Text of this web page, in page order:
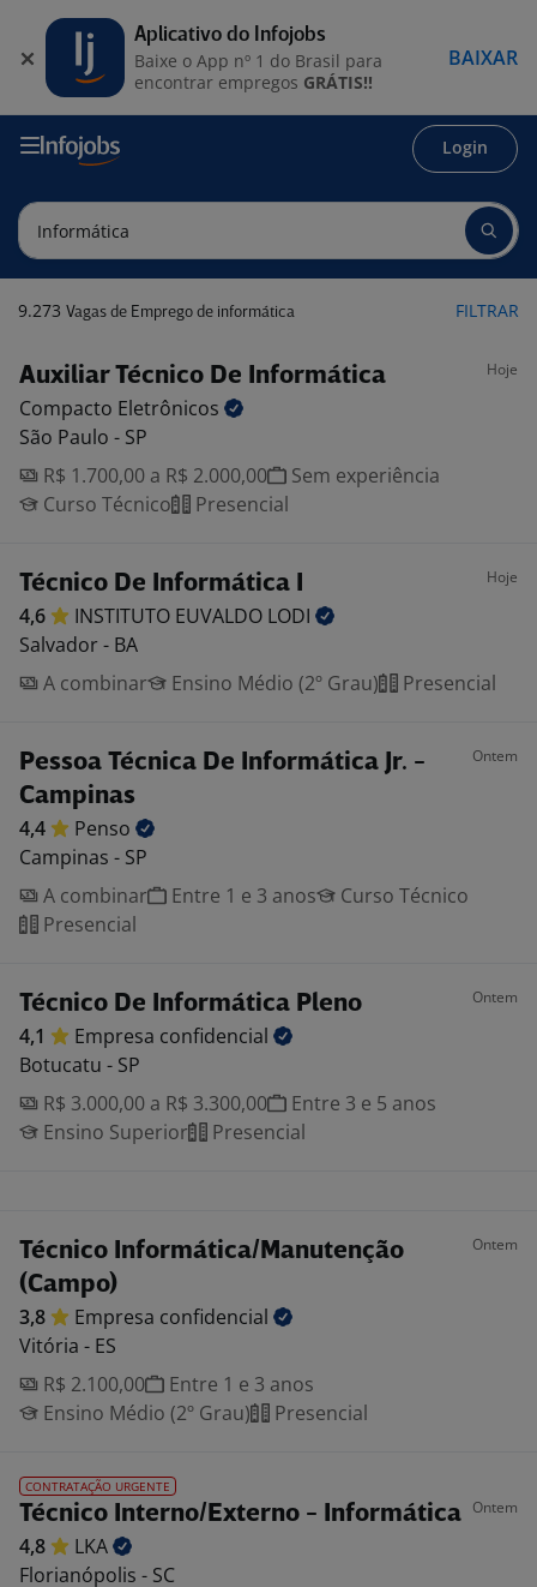
Login
9.273 Vagas de Emprego de informática FILTRAR
Auxiliar Técnico De Informática Hoje
Compacto Eletrônicos
São Paulo - SP
R$ 1.700,00 a R$ 2.000,00
Sem experiência
Curso Técnico
Presencial
Técnico De Informática I Hoje
4,6 INSTITUTO EUVALDO LODI
Salvador - BA
A combinar
Ensino Médio (2º Grau) Presencial
Pessoa Técnica De Informática Jr. -
Campinas
Ontem
4,4
Penso
Campinas - SP
A combinar
Entre 1 e 3 anos
Curso Técnico
Presencial
Técnico De Informática Pleno Ontem
4,1 Empresa confidencial
Botucatu - SP
R$ 3.000,00 a R$ 3.300,00
Entre 3 e 5 anos
Ensino Superior
Presencial
Técnico Informática/Manutenção
(Campo)
Ontem
3,8 Empresa confidencial
Vitória - ES
R$ 2.100,00
Entre 1 e 3 anos
Ensino Médio (2º Grau)
Presencial
CONTRATAÇÃO URGENTE
Técnico Interno/Externo - Informática Ontem
4,8
LKA
Florianópolis - SC
Aplicativo do Infojobs
Baixe o App nº 1 do Brasil para
encontrar empregos GRÁTIS!!
BAIXAR